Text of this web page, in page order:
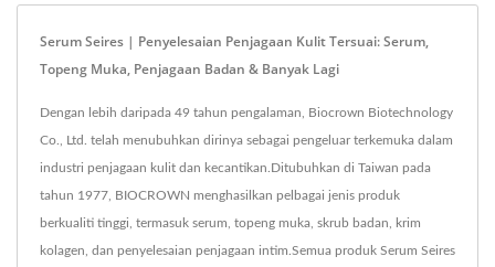
Serum Seires | Penyelesaian Penjagaan Kulit Tersuai: Serum,
Topeng Muka, Penjagaan Badan & Banyak Lagi
Dengan lebih daripada 49 tahun pengalaman, Biocrown Biotechnology
Co., Ltd. telah menubuhkan dirinya sebagai pengeluar terkemuka dalam
industri penjagaan kulit dan kecantikan.Ditubuhkan di Taiwan pada
tahun 1977, BIOCROWN menghasilkan pelbagai jenis produk
berkualiti tinggi, termasuk serum, topeng muka, skrub badan, krim
kolagen, dan penyelesaian penjagaan intim.Semua produk Serum Seires